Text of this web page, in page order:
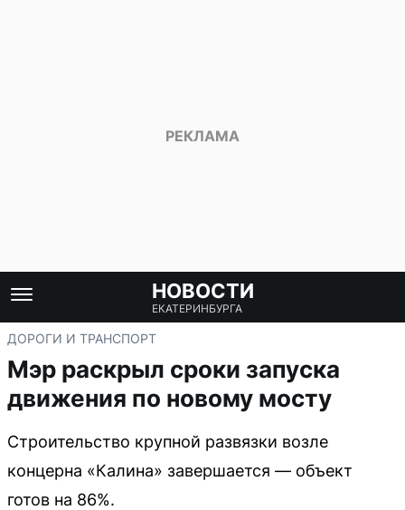
НОВОСТИ
ЕКАТЕРИНБУРГА
ДОРОГИ И ТРАНСПОРТ
Мэр раскрыл сроки запуска
движения по новому мосту
Строительство крупной развязки возле
концерна «Калина» завершается — объект
готов на 86%.